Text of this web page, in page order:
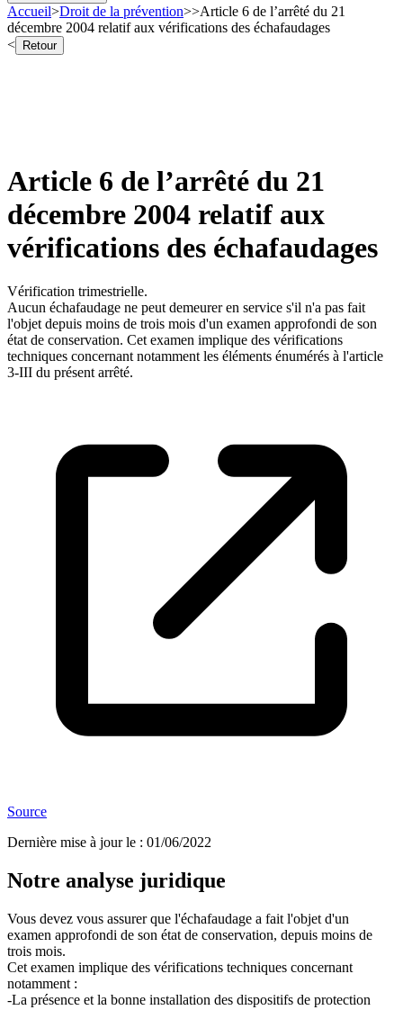
Accueil>Droit de la prévention>>Article 6 de l’arrêté du 21
décembre 2004 relatif aux vérifications des échafaudages
<
Retour
Article 6 de l’arrêté du 21
décembre 2004 relatif aux
vérifications des échafaudages
Vérification trimestrielle.
Aucun échafaudage ne peut demeurer en service s'il n'a pas fait
l'objet depuis moins de trois mois d'un examen approfondi de son
état de conservation. Cet examen implique des vérifications
techniques concernant notamment les éléments énumérés à l'article
3-III du présent arrêté.
Source
Dernière mise à jour le : 01/06/2022
Notre analyse juridique
Vous devez vous assurer que l'échafaudage a fait l'objet d'un
examen approfondi de son état de conservation, depuis moins de
trois mois.
Cet examen implique des vérifications techniques concernant
notamment :
-La présence et la bonne installation des dispositifs de protection